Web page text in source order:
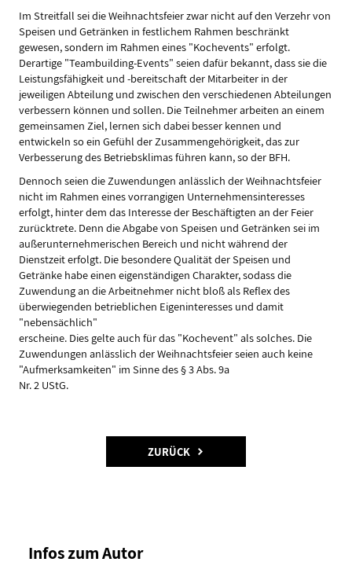
Im Streitfall sei die Weihnachtsfeier zwar nicht auf den Verzehr von
Speisen und Getränken in festlichem Rahmen beschränkt
gewesen, sondern im Rahmen eines "Kochevents" erfolgt.
Derartige "Teambuilding-Events" seien dafür bekannt, dass sie die
Leistungsfähigkeit und -bereitschaft der Mitarbeiter in der
jeweiligen Abteilung und zwischen den verschiedenen Abteilungen
verbessern können und sollen. Die Teilnehmer arbeiten an einem
gemeinsamen Ziel, lernen sich dabei besser kennen und
entwickeln so ein Gefühl der Zusammengehörigkeit, das zur
Verbesserung des Betriebsklimas führen kann, so der BFH.
Dennoch seien die Zuwendungen anlässlich der Weihnachtsfeier
nicht im Rahmen eines vorrangigen Unternehmensinteresses
erfolgt, hinter dem das Interesse der Beschäftigten an der Feier
zurücktrete. Denn die Abgabe von Speisen und Getränken sei im
außerunternehmerischen Bereich und nicht während der
Dienstzeit erfolgt. Die besondere Qualität der Speisen und
Getränke habe einen eigenständigen Charakter, sodass die
Zuwendung an die Arbeitnehmer nicht bloß als Reflex des
überwiegenden betrieblichen Eigeninteresses und damit
"nebensächlich"
erscheine. Dies gelte auch für das "Kochevent" als solches. Die
Zuwendungen anlässlich der Weihnachtsfeier seien auch keine
"Aufmerksamkeiten" im Sinne des § 3 Abs. 9a
Nr. 2 UStG.
ZURÜCK
Infos zum Autor